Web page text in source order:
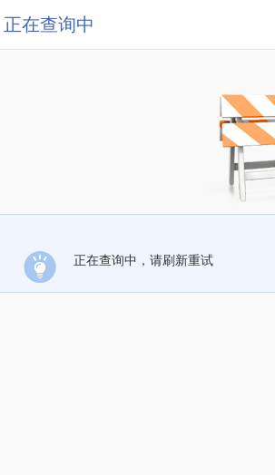
正在查询中
正在查询中，请刷新重试